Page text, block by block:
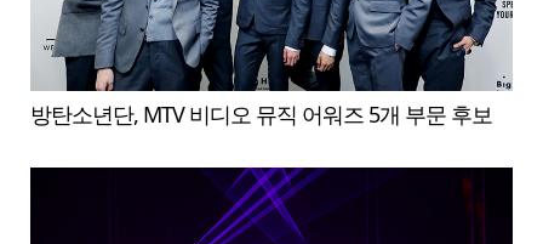
방탄소년단, MTV 비디오 뮤직 어워즈 5개 부문 후보